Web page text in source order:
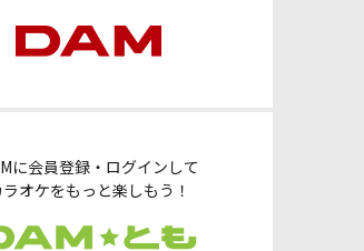
に会員登録・ログインして
ラオケをもっと楽しもう！